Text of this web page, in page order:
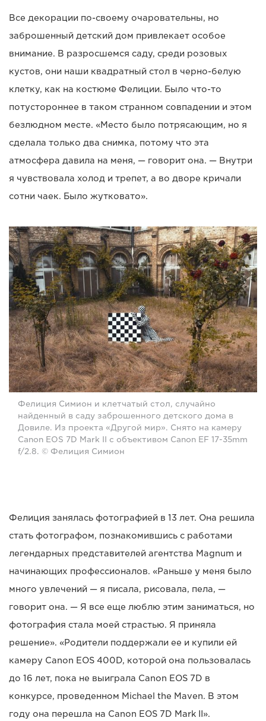
Все декорации по-своему очаровательны, но
заброшенный детский дом привлекает особое
внимание. В разросшемся саду, среди розовых
кустов, они наши квадратный стол в черно-белую
клетку, как на костюме Фелиции. Было что-то
потустороннее в таком странном совпадении и этом
безлюдном месте. «Место было потрясающим, но я
сделала только два снимка, потому что эта
атмосфера давила на меня, — говорит она. — Внутри
я чувствовала холод и трепет, а во дворе кричали
сотни чаек. Было жутковато».
Фелиция Симион и клетчатый стол, случайно
найденный в саду заброшенного детского дома в
Довиле. Из проекта «Другой мир». Снято на камеру
Canon EOS 7D Mark II с объективом Canon EF 17-35mm
f/2.8. © Фелиция Симион
Фелиция занялась фотографией в 13 лет. Она решила
стать фотографом, познакомившись с работами
легендарных представителей агентства Magnum и
начинающих профессионалов. «Раньше у меня было
много увлечений — я писала, рисовала, пела, —
говорит она. — Я все еще люблю этим заниматься, но
фотография стала моей страстью. Я приняла
решение». «Родители поддержали ее и купили ей
камеру Canon EOS 400D, которой она пользовалась
до 16 лет, пока не выиграла Canon EOS 7D в
конкурсе, проведенном Michael the Maven. В этом
году она перешла на Canon EOS 7D Mark II».